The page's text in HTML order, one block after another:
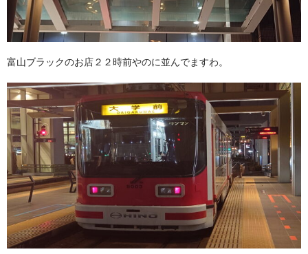
富山ブラックのお店２２時前やのに並んでますわ。